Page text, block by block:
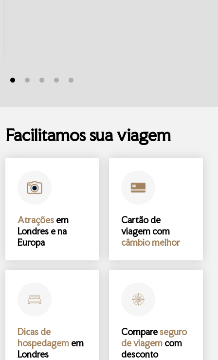
Facilitamos sua viagem
Atrações em
Londres e na
Europa
Cartão de
viagem com
câmbio melhor
Dicas de
hospedagem em
Londres
Compareseguro
de viagem com
desconto